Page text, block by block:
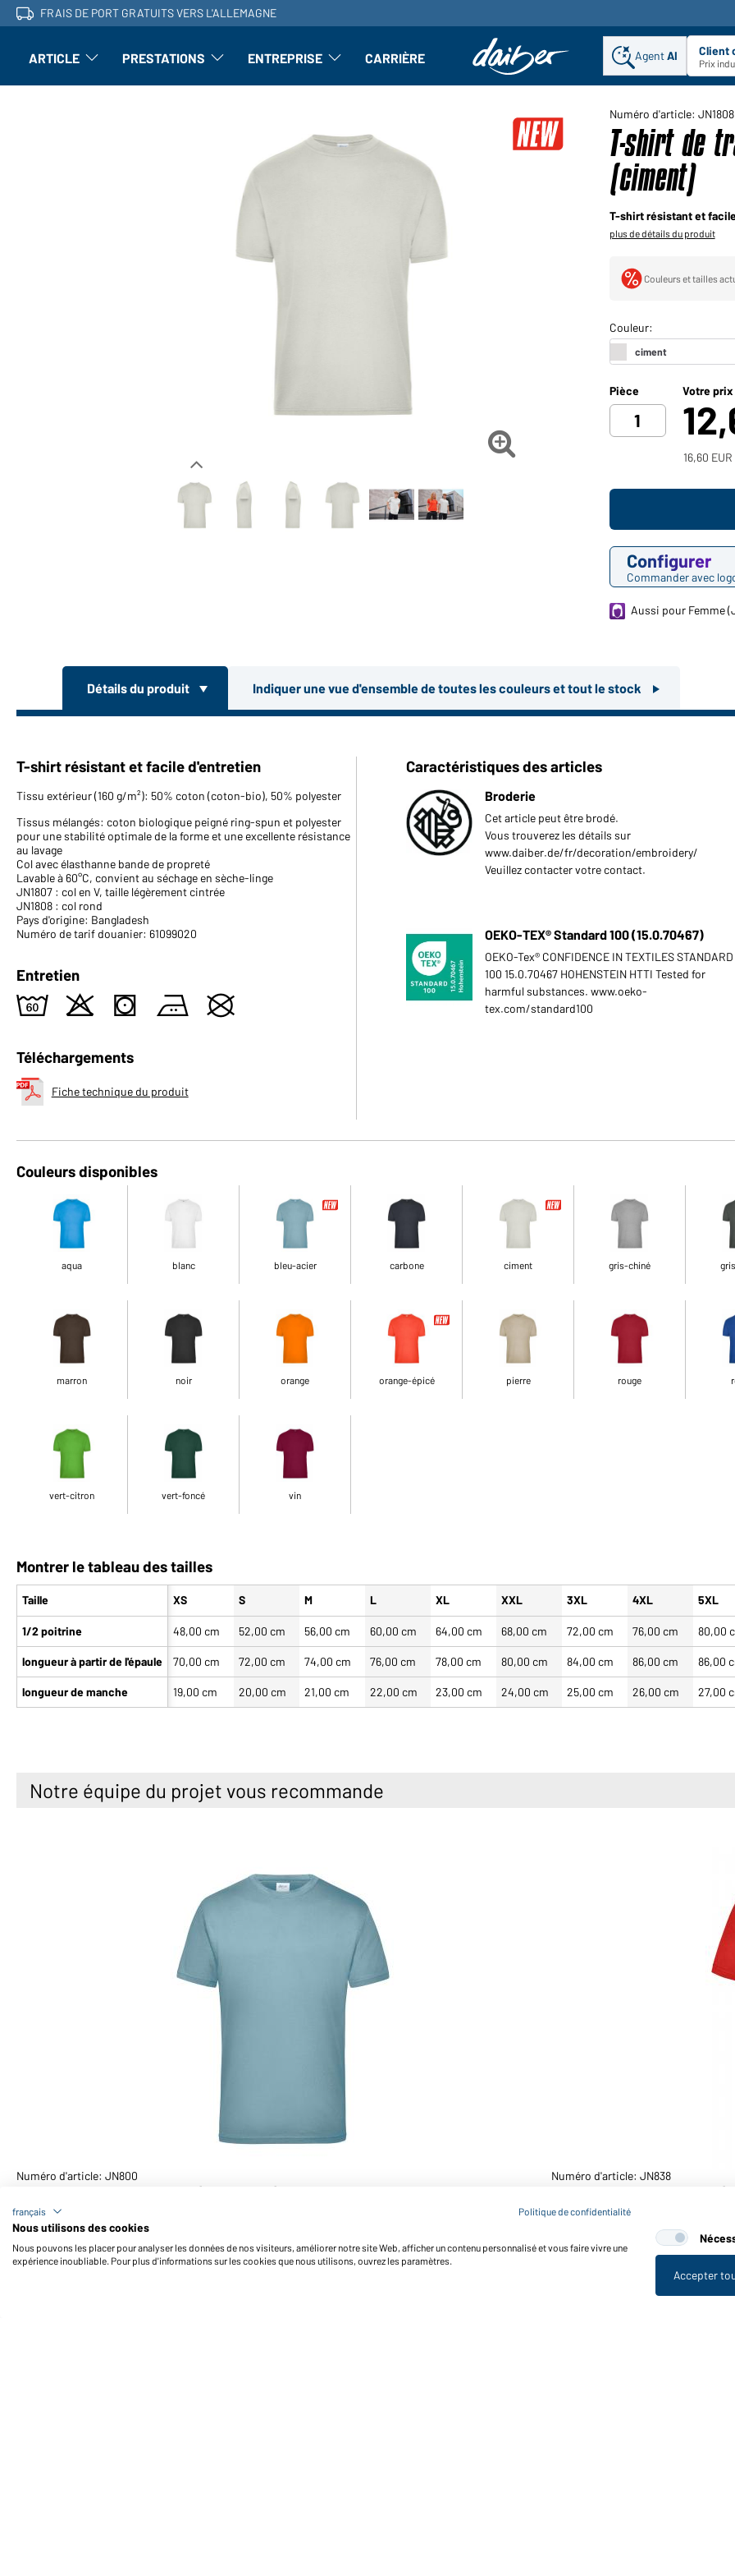
FRAIS DE PORT GRATUITS VERS L'ALLEMAGNE
ARTICLE l'article : Ouvrir le sous-menu
PRESTATIONS Perfectionnement : ouvrir le sous-menu
ENTREPRISE L'entreprise : Ouvrir le sous-menu
CARRIÈRE AgentAI Client
Prix

Numéro d'article: JN1808
T-shirt de
(ciment)
T-shirt résistant et
plus de détails du produit
Couleurs et tailles
Pièce Votre
16,60
Configurer
Commander avec
Aussi pour Femme
Détails du produit Indiquer une vue d'ensemble de toutes les couleurs et tout le stock
T-shirt résistant et facile d'entretien
Tissu extérieur (160 g/m²): 50% coton (coton-bio), 50% polyester
Tissus mélangés: coton biologique peigné ring-spun et polyester
pour une stabilité optimale de la forme et une excellente résistance
au lavage
Col avec élasthanne bande de propreté
Lavable à 60°C, convient au séchage en sèche-linge
JN1807 : col en V, taille légèrement cintrée
JN1808 : col rond
Pays d'origine: Bangladesh
Numéro de tarif douanier: 61099020
Entretien
4 o s b U
Téléchargements
Fiche technique du produit
Caractéristiques des articles
Broderie
Cet article peut être brodé.
Vous trouverez les détails sur
www.daiber.de/fr/decoration/embroidery/
Veuillez contacter votre contact.
OEKO-TEX® Standard 100 (15.0.70467)
OEKO-Tex® CONFIDENCE IN TEXTILES STANDARD
100 15.0.70467 HOHENSTEIN HTTI Tested for
harmful substances. www.oeko-
tex.com/standard100
Couleurs disponibles
aqua blanc bleu-acier carbone ciment gris-chiné
marron noir orange orange-épicé pierre rouge
vert-citron vert-foncé vin
Montrer le tableau des tailles
Taille
1/2 poitrine
longueur à partir de l'épaule
longueur de manche
XS S M L XL XXL 3XL 4XL 5XL
48,00 cm 52,00 cm 56,00 cm 60,00 cm 64,00 cm 68,00 cm 72,00 cm 76,00 cm 80,00
70,00 cm 72,00 cm 74,00 cm 76,00 cm 78,00 cm 80,00 cm 84,00 cm 86,00 cm 86,00
19,00 cm 20,00 cm 21,00 cm 22,00 cm 23,00 cm 24,00 cm 25,00 cm 26,00 cm 27,00
Notre équipe du projet vous recommande
Numéro d'article: JN800
T-shirt Workwear hommes (bleu-acier)
Numéro d'article: JN838
T-shirt de travail homme
français Politique de confidentialité
Nous utilisons des cookies
Nous pouvons les placer pour analyser les données de nos visiteurs, améliorer notre site Web, afficher un contenu personnalisé et vous faire vivre une
expérience inoubliable. Pour plus d'informations sur les cookies que nous utilisons, ouvrez les paramètres.
Accepter